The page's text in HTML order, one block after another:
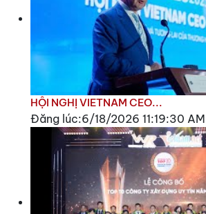
HỘI NGHỊ VIETNAM CEO...
Đăng lúc:6/18/2026 11:19:30 AM